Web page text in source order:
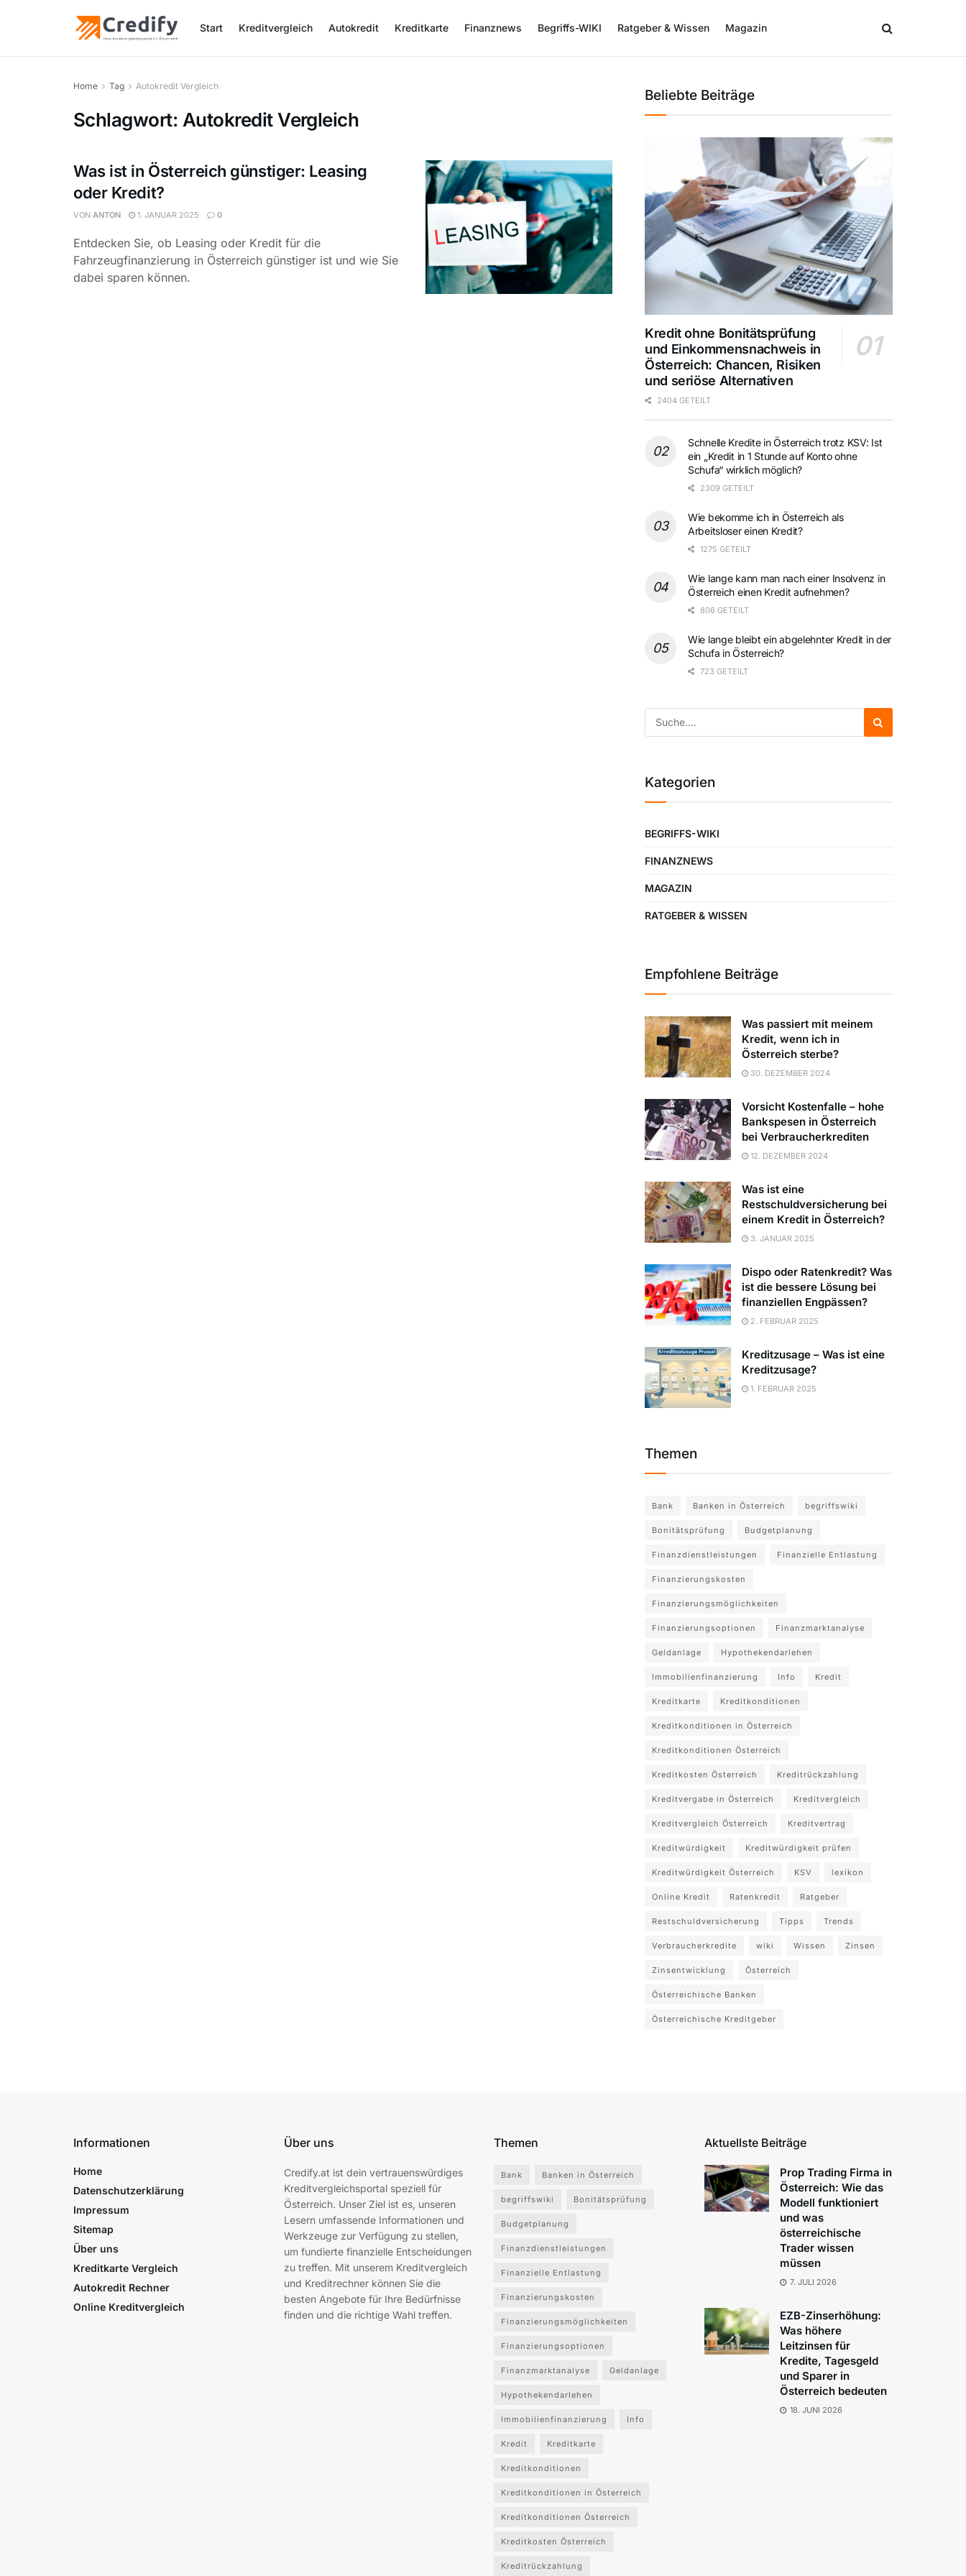
Start Kreditvergleich Autokredit Kreditkarte Finanznews Begriffs-WIKI Ratgeber & Wissen Magazin
Home Tag Autokredit Vergleich
Schlagwort: Autokredit Vergleich
Was ist in Österreich günstiger: Leasing
oder Kredit?
VON ANTON 1. JANUAR 2025 0
Entdecken Sie, ob Leasing oder Kredit für die
Fahrzeugfinanzierung in Österreich günstiger ist und wie Sie
dabei sparen können.
Beliebte Beiträge
Kredit ohne Bonitätsprüfung
und Einkommensnachweis in
Österreich: Chancen, Risiken
und seriöse Alternativen
2404 GETEILT
Schnelle Kredite in Österreich trotz KSV: Ist
ein „Kredit in 1 Stunde auf Konto ohne
Schufa“ wirklich möglich?
2309 GETEILT
Wie bekomme ich in Österreich als
Arbeitsloser einen Kredit?
1275 GETEILT
Wie lange kann man nach einer Insolvenz in
Österreich einen Kredit aufnehmen?
806 GETEILT
Wie lange bleibt ein abgelehnter Kredit in der
Schufa in Österreich?
723 GETEILT
Kategorien
BEGRIFFS-WIKI
FINANZNEWS
MAGAZIN
RATGEBER & WISSEN
Empfohlene Beiträge
Was passiert mit meinem
Kredit, wenn ich in
Österreich sterbe?
30. DEZEMBER 2024
Vorsicht Kostenfalle – hohe
Bankspesen in Österreich
bei Verbraucherkrediten
12. DEZEMBER 2024
Was ist eine
Restschuldversicherung bei
einem Kredit in Österreich?
3. JANUAR 2025
Dispo oder Ratenkredit? Was
ist die bessere Lösung bei
finanziellen Engpässen?
2. FEBRUAR 2025
Kreditzusage – Was ist eine
Kreditzusage?
1. FEBRUAR 2025
Themen
Bank Banken in Österreich begriffswiki
Bonitätsprüfung Budgetplanung
Finanzdienstleistungen Finanzielle Entlastung
Finanzierungskosten
Finanzierungsmöglichkeiten
Finanzierungsoptionen Finanzmarktanalyse
Geldanlage Hypothekendarlehen
Immobilienfinanzierung Info Kredit
Kreditkarte Kreditkonditionen
Kreditkonditionen in Österreich
Kreditkonditionen Österreich
Kreditkosten Österreich Kreditrückzahlung
Kreditvergabe in Österreich Kreditvergleich
Kreditvergleich Österreich Kreditvertrag
Kreditwürdigkeit Kreditwürdigkeit prüfen
Kreditwürdigkeit Österreich KSV lexikon
Online Kredit Ratenkredit Ratgeber
Restschuldversicherung Tipps Trends
Verbraucherkredite wiki Wissen Zinsen
Zinsentwicklung Österreich
Österreichische Banken
Österreichische Kreditgeber
Informationen
Home
Datenschutzerklärung
Impressum
Sitemap
Über uns
Kreditkarte Vergleich
Autokredit Rechner
Online Kreditvergleich
Über uns
Credify.at ist dein vertrauenswürdiges
Kreditvergleichsportal speziell für
Österreich. Unser Ziel ist es, unseren
Lesern umfassende Informationen und
Werkzeuge zur Verfügung zu stellen,
um fundierte finanzielle Entscheidungen
zu treffen. Mit unserem Kreditvergleich
und Kreditrechner können Sie die
besten Angebote für Ihre Bedürfnisse
finden und die richtige Wahl treffen.
Themen
Bank Banken in Österreich
begriffswiki Bonitätsprüfung
Budgetplanung
Finanzdienstleistungen
Finanzielle Entlastung
Finanzierungskosten
Finanzierungsmöglichkeiten
Finanzierungsoptionen
Finanzmarktanalyse Geldanlage
Hypothekendarlehen
Immobilienfinanzierung Info
Kredit Kreditkarte
Kreditkonditionen
Kreditkonditionen in Österreich
Kreditkonditionen Österreich
Kreditkosten Österreich
Kreditrückzahlung
Aktuellste Beiträge
Prop Trading Firma in
Österreich: Wie das
Modell funktioniert
und was
österreichische
Trader wissen
müssen
7. JULI 2026
EZB-Zinserhöhung:
Was höhere
Leitzinsen für
Kredite, Tagesgeld
und Sparer in
Österreich bedeuten
18. JUNI 2026